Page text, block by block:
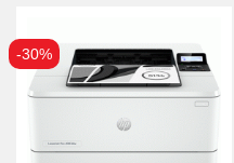
-30%